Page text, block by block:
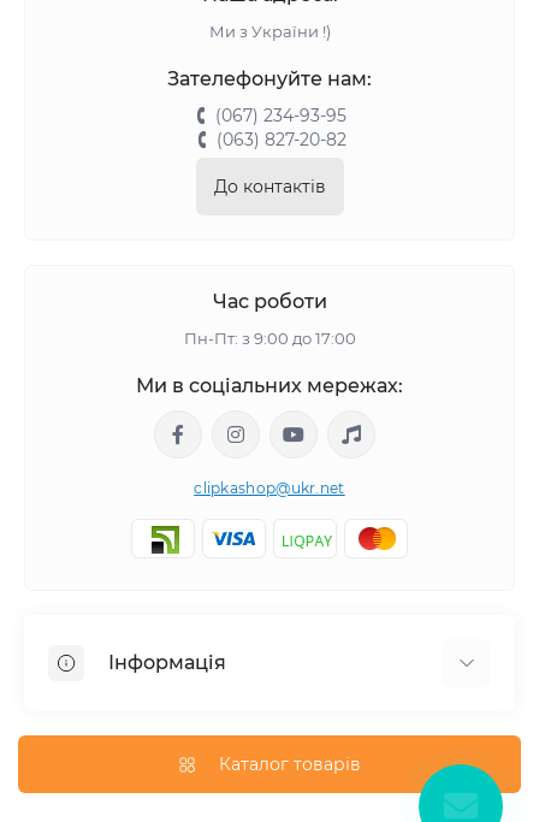
Ми з України !)
Зателефонуйте нам:
(067) 234-93-95
(063) 827-20-82
До контактів
Час роботи
Пн-Пт: з 9:00 до 17:00
Ми в соціальних мережах:
clipkashop@ukr.net
Інформація
Контакти
Каталог товарів